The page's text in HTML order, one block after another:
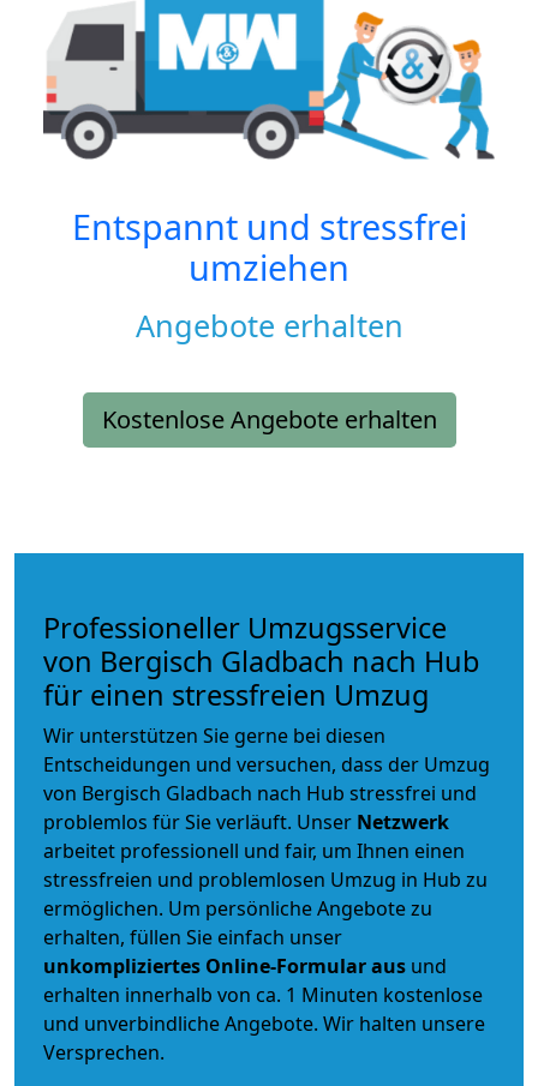
Entspannt und stressfrei
umziehen
Angebote erhalten
Kostenlose Angebote erhalten
Professioneller Umzugsservice
von Bergisch Gladbach nach Hub
für einen stressfreien Umzug
Wir unterstützen Sie gerne bei diesen
Entscheidungen und versuchen, dass der Umzug
von Bergisch Gladbach nach Hub stressfrei und
problemlos für Sie verläuft. Unser Netzwerk
arbeitet professionell und fair, um Ihnen einen
stressfreien und problemlosen Umzug in Hub zu
ermöglichen. Um persönliche Angebote zu
erhalten, füllen Sie einfach unser
unkompliziertes Online-Formular aus und
erhalten innerhalb von ca. 1 Minuten kostenlose
und unverbindliche Angebote. Wir halten unsere
Versprechen.